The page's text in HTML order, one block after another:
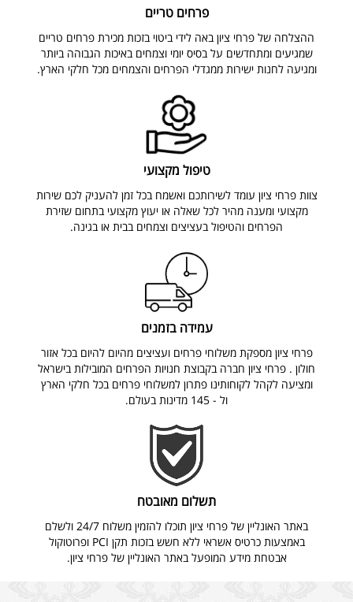
פרחים טריים
ההצלחה של פרחי ציון באה לידי ביטוי בזכות מכירת פרחים טריים
שמגיעים ומתחדשים על בסיס יומי וצמחים באיכות הגבוהה ביותר
ומגיעה לחנות ישירות ממגדלי הפרחים והצמחים מכל חלקי הארץ.
טיפול מקצועי
צוות פרחי ציון עומד לשירותכם ואשמח בכל זמן להעניק לכם שירות
מקצועי ומענה מהיר לכל שאלה או יעוץ מקצועי בתחום שזירת
הפרחים והטיפול בעציצים וצמחים בבית או בגינה.
עמידה בזמנים
פרחי ציון מספקת משלוחי פרחים ועציצים מהיום להיום בכל אזור
חולון . פרחי ציון חברה בקבוצת חנויות הפרחים המובילות בישראל
ומציעה לקהל לקוחותינו פתרון למשלוחי פרחים בכל חלקי הארץ
ול - 145 מדינות בעולם.
תשלום מאובטח
באתר האונליין של פרחי ציון תוכלו להזמין משלוח 24/7 ולשלם
באמצעות כרטיס אשראי ללא חשש בזכות תקן PCI ופרוטוקול
אבטחת מידע המופעל באתר האונליין של פרחי ציון.